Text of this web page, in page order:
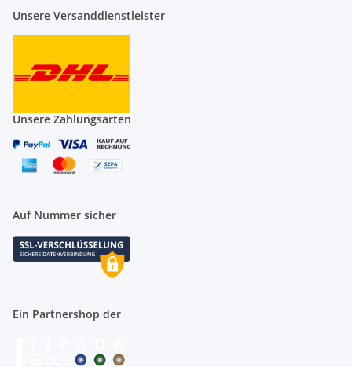
Unsere Versanddienstleister
Unsere Zahlungsarten
Auf Nummer sicher
Ein Partnershop der